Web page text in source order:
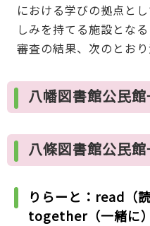
における学びの拠点と
しみを持てる施設とな
審査の結果、次のとおり
八幡図書館公民
八條図書館公民
りらーと：read（
together（一緒に